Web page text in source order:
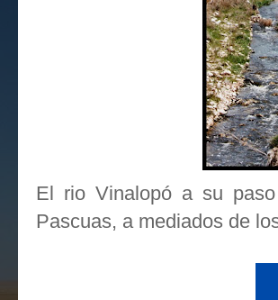
El rio Vinalopó a su
Pascuas, a mediados de